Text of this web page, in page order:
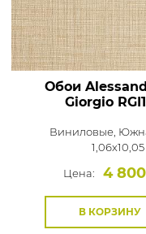
Обои
Giorgio
Виниловые,
Цена:
4
В КОРЗИНУ